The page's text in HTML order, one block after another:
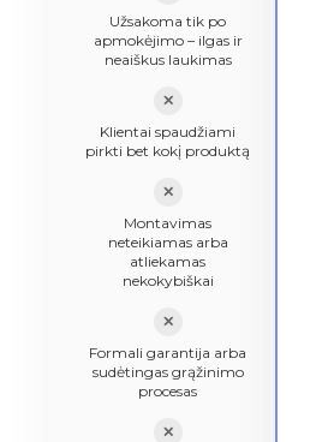
Užsakoma tik po
apmokėjimo – ilgas ir
neaiškus laukimas
✕
Klientai spaudžiami
pirkti bet kokį produktą
✕
Montavimas
neteikiamas arba
atliekamas
nekokybiškai
✕
Formali garantija arba
sudėtingas grąžinimo
procesas
✕